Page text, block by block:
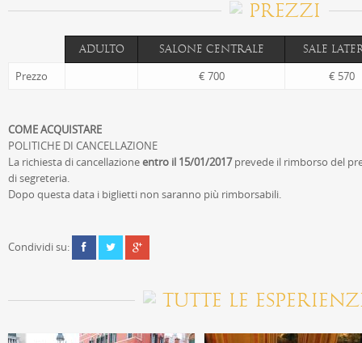
PREZZI
ADULTO SALONE CENTRALE SALE
Prezzo € 700 € 570
COME ACQUISTARE
POLITICHE DI CANCELLAZIONE
La richiesta di cancellazioneentro il 15/01/2017prevede il rimborso del
di segreteria.
Dopo questa data i biglietti non saranno più rimborsabili.
Condividi su:
TUTTE LE